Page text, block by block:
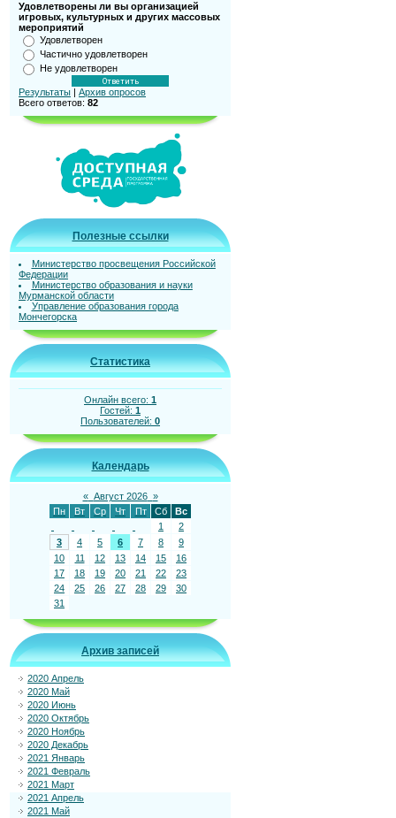
Удовлетворены ли вы организацией
игровых, культурных и других массовых
мероприятий
Удовлетворен
Частично удовлетворен
Не удовлетворен
Результаты | Архив опросов
Всего ответов: 82
Полезные ссылки
Министерство просвещения Российской
Федерации
Министерство образования и науки
Мурманской области
Управление образования города
Мончегорска
Статистика
Онлайн всего: 1
Гостей: 1
Пользователей: 0
Календарь
« Август 2026 »
Пн
Вт Ср Чт Пт Сб
Вс
1
2
3
4 5 6 7 8
9
10
11 12 13 14 15
16
17
18 19 20 21 22
23
24
25 26 27 28 29
30
31
Архив записей
2020 Апрель
2020 Май
2020 Июнь
2020 Октябрь
2020 Ноябрь
2020 Декабрь
2021 Январь
2021 Февраль
2021 Март
2021 Апрель
2021 Май